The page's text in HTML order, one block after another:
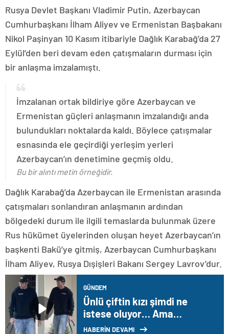
Rusya Devlet Başkanı Vladimir Putin, Azerbaycan
Cumhurbaşkanı İlham Aliyev ve Ermenistan Başbakanı
Nikol Paşinyan 10 Kasım itibariyle Dağlık Karabağ’da 27
Eylül’den beri devam eden çatışmaların durması için
bir anlaşma imzalamıştı.
İmzalanan ortak bildiriye göre Azerbaycan ve
Ermenistan güçleri anlaşmanın imzalandığı anda
bulundukları noktalarda kaldı. Böylece çatışmalar
esnasında ele geçirdiği yerleşim yerleri
Azerbaycan’ın denetimine geçmiş oldu.
Bu bir alıntı metin örneğidir.
Dağlık Karabağ’da Azerbaycan ile Ermenistan arasında
çatışmaları sonlandıran anlaşmanın ardından
bölgedeki durum ile ilgili temaslarda bulunmak üzere
Rus hükümet üyelerinden oluşan heyet Azerbaycan’ın
başkenti Bakü’ye gitmiş, Azerbaycan Cumhurbaşkanı
İlham Aliyev, Rusya Dışişleri Bakanı Sergey Lavrov’dur.
GÜNDEM
Ünlü çiftin kızı şimdi ne
istese oluyor… Ama
büyüyünce çalışmazsa tek
HABERİN DEVAMI